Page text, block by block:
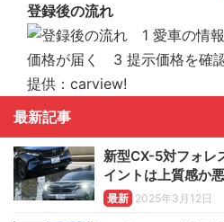
登録後の流れ
提供：carview!
最新記事
新型CX-5対フォレ
イントは上質感か
最新 2025年3月12日